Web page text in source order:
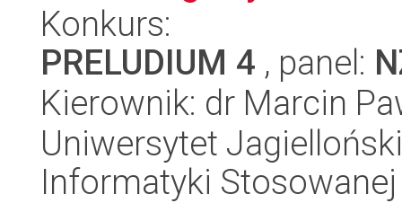
Konkurs:
PRELUDIUM 4 , panel:
Kierownik: dr Marcin
Uniwersytet
Informatyki Stosowanej